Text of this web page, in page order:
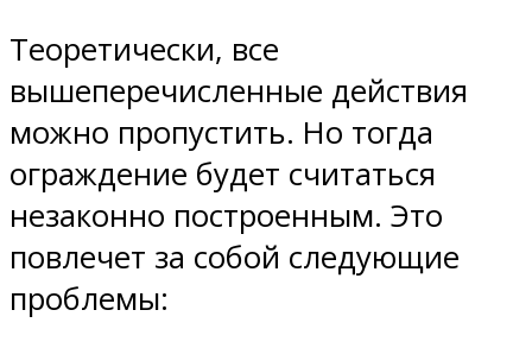
Теоретически, все
вышеперечисленные действия
можно пропустить. Но тогда
ограждение будет считаться
незаконно построенным. Это
повлечет за собой следующие
проблемы: